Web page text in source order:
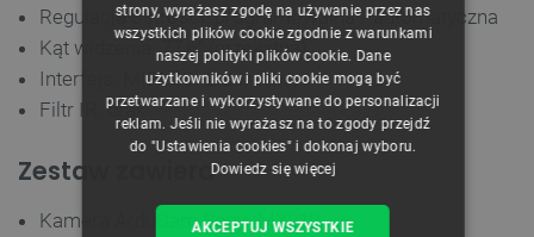
Regulacja ostrości: programowalna / automatyczna
Kąt widzenia: 77,6° (przekątna)
Interfejs: MIPI CSI-2 2-liniowy
Filtr IR: brak
Zestaw zawiera
Kamera ArduCam Sony IMX219
ENGLISH
GERMAN
strony, wyrażasz zgodę na używanie przez nas
wszystkich plików cookie zgodnie z warunkami
naszej polityki plików cookie. Dane
użytkowników i pliki cookie mogą być
przetwarzane i wykorzystywane do personalizacji
reklam. Jeśli nie wyrażasz na to zgody przejdź
do "Ustawienia cookies" i dokonaj wyboru.
Dowiedz się więcej
AKCEPTUJ WSZYSTKIE